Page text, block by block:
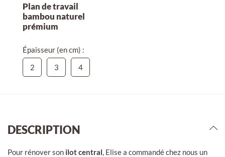
Plan de travail
bambou naturel
prémium
Épaisseur (en cm) :
2
3 4
DESCRIPTION
Pour rénover son ilot central, Elise a commandé chez nous un